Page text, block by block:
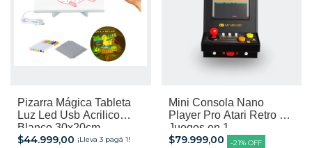
Pizarra Mágica Tableta
Luz Led Usb Acrilico
Blanco 30x20cm
$44.999,00 ¡Lleva 3 pagá 1!
Mini Consola Nano
Player Pro Atari Retro 75
Juegos en 1
$79.999,00 -21% OFF